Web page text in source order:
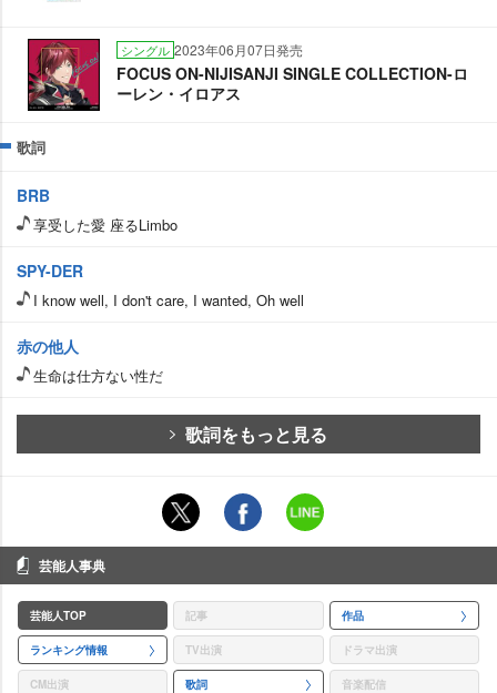
シングル 2023年06月07日発売
FOCUS ON-NIJISANJI SINGLE COLLECTION-ロ
ーレン・イロアス
歌詞
BRB
享受した愛 座るLimbo
SPY-DER
I know well, I don't care, I wanted, Oh well
赤の他人
生命は仕方ない性だ
歌詞をもっと見る
芸能人事典
芸能人TOP 記事 作品
ランキング情報 TV出演 ドラマ出演
CM出演 歌詞 音楽配信